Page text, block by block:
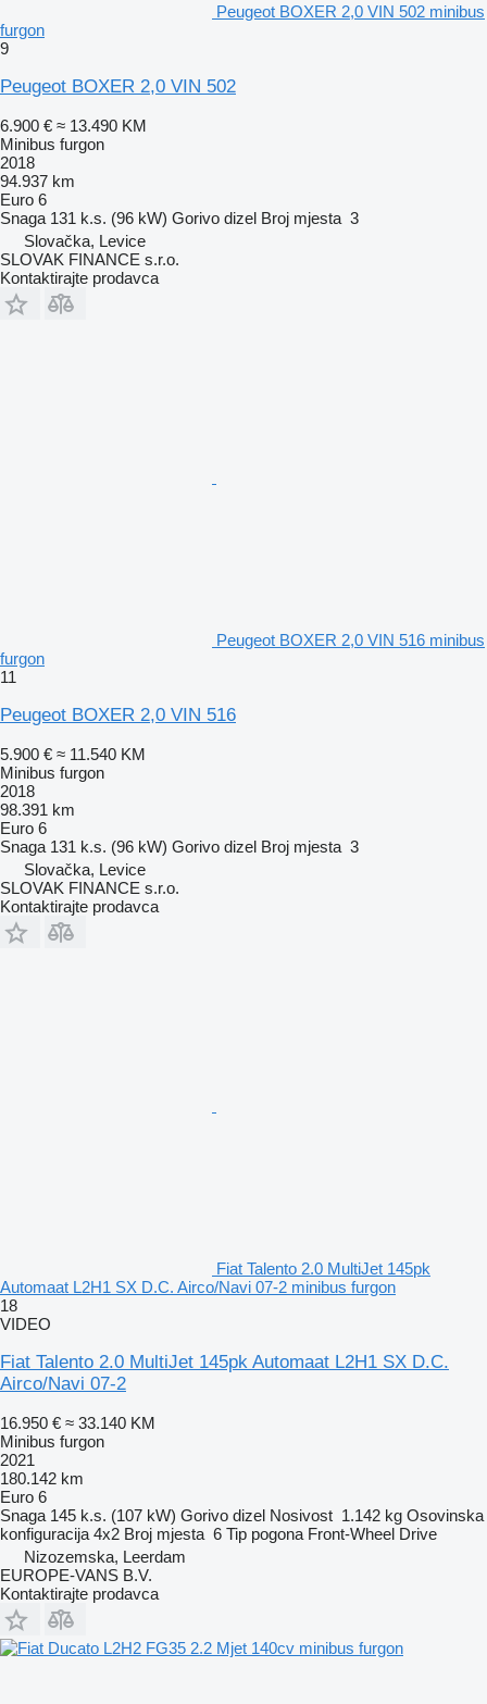
Peugeot BOXER 2,0 VIN 502 minibus
furgon
9
Peugeot BOXER 2,0 VIN 502
6.900 € ≈ 13.490 KM
Minibus furgon
2018
94.937 km
Euro 6
Snaga 131 k.s. (96 kW) Gorivo dizel Broj mjesta 3
Slovačka, Levice
SLOVAK FINANCE s.r.o.
Kontaktirajte prodavca
Peugeot BOXER 2,0 VIN 516 minibus
furgon
11
Peugeot BOXER 2,0 VIN 516
5.900 € ≈ 11.540 KM
Minibus furgon
2018
98.391 km
Euro 6
Snaga 131 k.s. (96 kW) Gorivo dizel Broj mjesta 3
Slovačka, Levice
SLOVAK FINANCE s.r.o.
Kontaktirajte prodavca
Fiat Talento 2.0 MultiJet 145pk
Automaat L2H1 SX D.C. Airco/Navi 07-2 minibus furgon
18
VIDEO
Fiat Talento 2.0 MultiJet 145pk Automaat L2H1 SX D.C.
Airco/Navi 07-2
16.950 € ≈ 33.140 KM
Minibus furgon
2021
180.142 km
Euro 6
Snaga 145 k.s. (107 kW) Gorivo dizel Nosivost 1.142 kg Osovinska
konfiguracija 4x2 Broj mjesta 6 Tip pogona Front-Wheel Drive
Nizozemska, Leerdam
EUROPE-VANS B.V.
Kontaktirajte prodavca